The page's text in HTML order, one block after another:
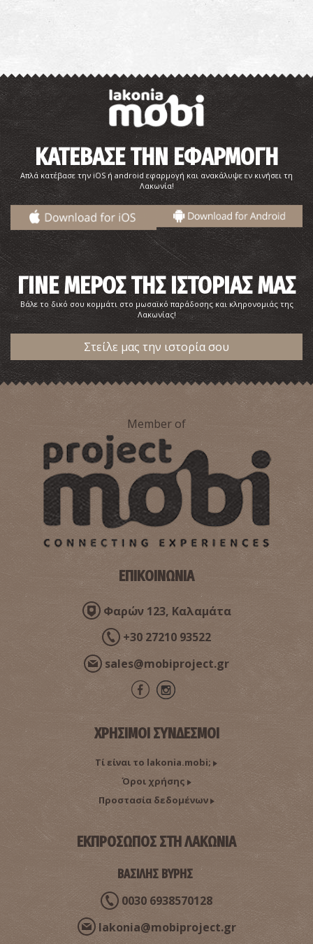
ΚΑΤΕΒΑΣΕ ΤΗΝ ΕΦΑΡΜΟΓΗ
Απλά κατέβασε την iOS ή android εφαρμογή και ανακάλυψε εν κινήσει τη
Λακωνία!
ΓΙΝΕ ΜΕΡΟΣ ΤΗΣ ΙΣΤΟΡΙΑΣ ΜΑΣ
Βάλε το δικό σου κομμάτι στο μωσαϊκό παράδοσης και κληρονομιάς της
Λακωνίας!
Στείλε μας την ιστορία σου
Member of
ΕΠΙΚΟΙΝΩΝΙΑ
Φαρών 123, Καλαμάτα
+30 27210 93522
sales@mobiproject.gr
ΧΡΗΣΙΜΟΙ ΣΥΝΔΕΣΜΟΙ
Τί είναι το lakonia.mobi;
Όροι χρήσης
Προστασία δεδομένων
ΕΚΠΡΟΣΩΠΟΣ ΣΤΗ ΛΑΚΩΝΙΑ
ΒΑΣΙΛΗΣ ΒΥΡΗΣ
0030 6938570128
lakonia@mobiproject.gr